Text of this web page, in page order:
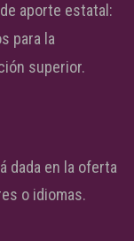
aporte estatal:
para la
superior.
dada en la oferta
o idiomas.